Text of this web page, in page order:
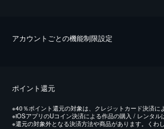
アカウントごとの機能制限設定
ポイント還元
※40％ポイント還元の対象は、クレジットカード決済に
※iOSアプリのUコイン決済による作品の購入 / レンタル
※還元の対象外となる決済方法や商品があります。くわ